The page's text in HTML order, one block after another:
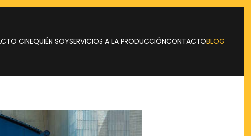
CINEQUIÉN SOYSERVICIOS A LA PRODUCCIÓNCONTACTOBLOG